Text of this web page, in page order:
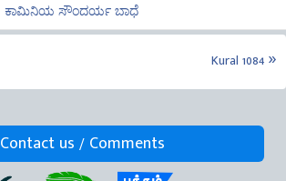
ಕಾಮಿನಿಯ ಸೌಂದರ್ಯ ಬಾಧೆ
Kural 1084
Contact us / Comments